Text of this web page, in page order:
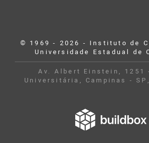
© 1969 - 2026 - Instituto de
Universidade Estadual de
Av. Albert Einstein, 1251
Universitária, Campinas -